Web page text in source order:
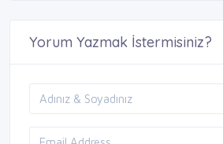
Yorum Yazmak İstermisiniz?